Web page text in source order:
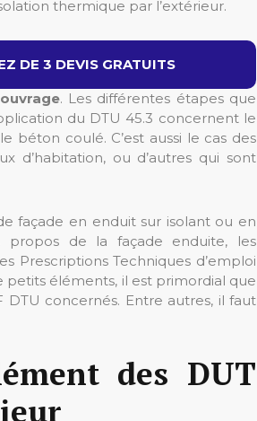
thermique par l’extérieur.
DE 3 DEVIS GRATUITS
. Les différentes étapes que
du DTU 45.3 concernent le
béton coulé. C’est aussi le cas des
d’habitation, ou d’autres qui sont
façade en enduit sur isolant ou en
de la façade enduite, les
Prescriptions Techniques d’emploi
éléments, il est primordial que
concernés. Entre autres, il faut
des DUT